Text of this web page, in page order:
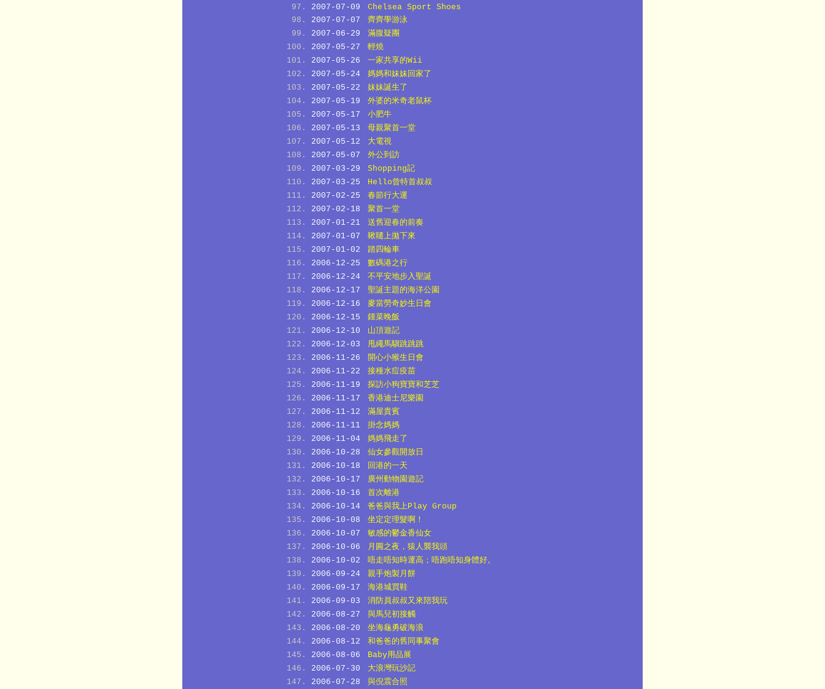
2007-07-09
Chelsea Sport Shoes
2007-07-07
齊齊學游泳
2007-06-29
滿腹疑團
2007-05-27
輕燒
2007-05-26
一家共享的Wii
2007-05-24
媽媽和妹妹回家了
2007-05-22
妹妹誕生了
2007-05-19
外婆的米奇老鼠杯
2007-05-17
小肥牛
2007-05-13
母親聚首一堂
2007-05-12
大電視
2007-05-07
外公到訪
2007-03-29
Shopping記
2007-03-25
Hello曾特首叔叔
2007-02-25
春節行大運
2007-02-18
聚首一堂
2007-01-21
送舊迎春的前奏
2007-01-07
鞦韆上拋下來
2007-01-02
踏四輪車
2006-12-25
數碼港之行
2006-12-24
不平安地步入聖誕
2006-12-17
聖誕主題的海洋公園
2006-12-16
麥當勞奇妙生日會
2006-12-15
鍾菜晚飯
2006-12-10
山頂遊記
2006-12-03
甩繩馬騮跳跳跳
2006-11-26
開心小猴生日會
2006-11-22
接種水痘疫苗
2006-11-19
探訪小狗寶寶和芝芝
2006-11-17
香港迪士尼樂園
2006-11-12
滿屋貴賓
2006-11-11
掛念媽媽
2006-11-04
媽媽飛走了
2006-10-28
仙女參觀開放日
2006-10-18
回港的一天
2006-10-17
廣州動物園遊記
2006-10-16
首次離港
2006-10-14
爸爸與我上Play Group
2006-10-08
坐定定理髮啊！
2006-10-07
敏感的鬱金香仙女
2006-10-06
月圓之夜，猿人襲我頭
2006-10-02
唔走唔知時運高；唔跑唔知身體好。
2006-09-24
親手炮製月餅
2006-09-17
海港城買鞋
2006-09-03
消防員叔叔又來陪我玩
2006-08-27
與馬兒初接觸
2006-08-20
坐海龜勇破海浪
2006-08-12
和爸爸的舊同事聚會
2006-08-06
Baby用品展
2006-07-30
大浪灣玩沙記
2006-07-28
與倪震合照